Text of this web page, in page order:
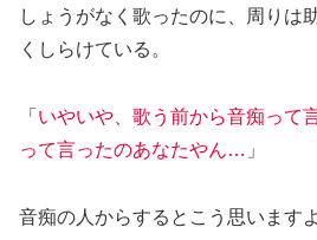
しょうがなく歌ったのに、周りは
くしらけている。
「 いやいや、歌う前から音痴って
って言ったのあなたやん… 」
音痴の人からするとこう思いますよ